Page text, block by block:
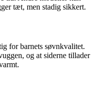
tæt, men stadig sikkert.
for barnets søvnkvalitet.
og at siderne tillader